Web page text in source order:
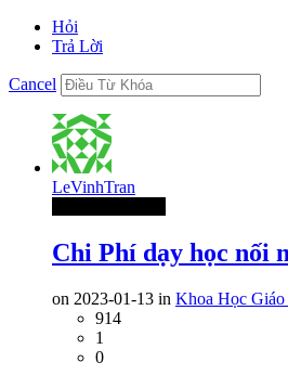
Hỏi
Trả Lời
Cancel
LeVinhTran
Chi Phí dạy học nối
on 2023-01-13 in Khoa Học Giáo
914
1
0